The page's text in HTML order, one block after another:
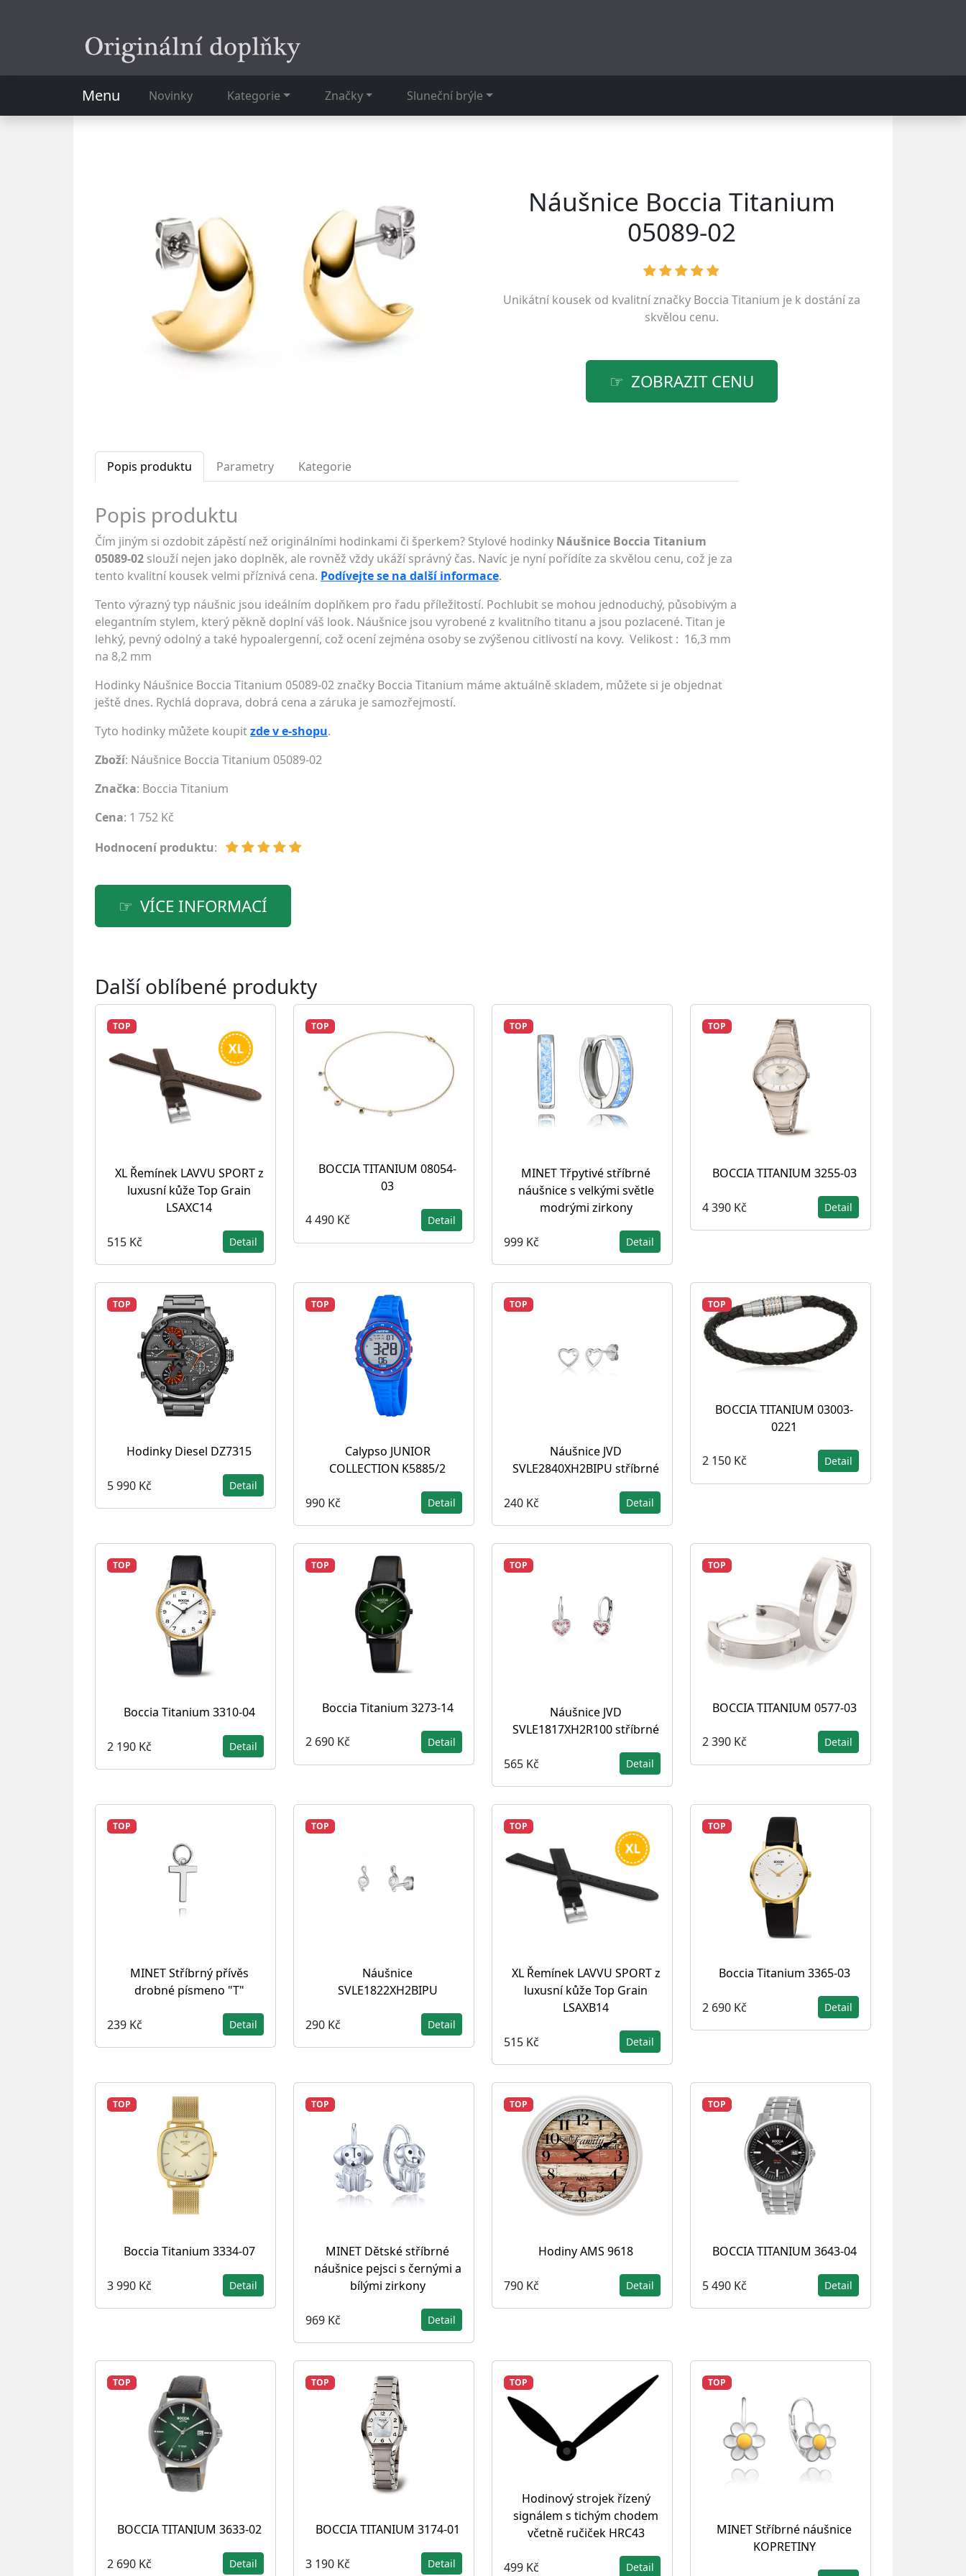
Menu Novinky Kategorie Značky Sluneční brýle
Náušnice Boccia Titanium
05089-02
Unikátní kousek od kvalitní značky Boccia Titanium je k dostání za
skvělou cenu.
ZOBRAZIT CENU
Popis produktu Parametry Kategorie
Popis produktu
Čím jiným si ozdobit zápěstí než originálními hodinkami či šperkem? Stylové hodinky Náušnice Boccia Titanium
05089-02 slouží nejen jako doplněk, ale rovněž vždy ukáží správný čas. Navíc je nyní pořídíte za skvělou cenu, což je za
tento kvalitní kousek velmi příznivá cena. Podívejte se na další informace.
Tento výrazný typ náušnic jsou ideálním doplňkem pro řadu příležitostí. Pochlubit se mohou jednoduchý, působivým a
elegantním stylem, který pěkně doplní váš look. Náušnice jsou vyrobené z kvalitního titanu a jsou pozlacené. Titan je
lehký, pevný odolný a také hypoalergenní, což ocení zejména osoby se zvýšenou citlivostí na kovy. Velikost : 16,3 mm
na 8,2 mm
Hodinky Náušnice Boccia Titanium 05089-02 značky Boccia Titanium máme aktuálně skladem, můžete si je objednat
ještě dnes. Rychlá doprava, dobrá cena a záruka je samozřejmostí.
Tyto hodinky můžete koupitzde v e-shopu.
Zboží: Náušnice Boccia Titanium 05089-02
Značka: Boccia Titanium
Cena: 1 752 Kč
Hodnocení produktu:
VÍCE INFORMACÍ
Další oblíbené produkty
TOP
XL Řemínek LAVVU SPORT z
luxusní kůže Top Grain
LSAXC14
515 Kč Detail
TOP
BOCCIA TITANIUM 08054-
03
4 490 Kč Detail
TOP
MINET Třpytivé stříbrné
náušnice s velkými světle
modrými zirkony
999 Kč Detail
TOP
BOCCIA TITANIUM 3255-03
4 390 Kč Detail
TOP
Hodinky Diesel DZ7315
5 990 Kč Detail
TOP
Calypso JUNIOR
COLLECTION K5885/2
990 Kč Detail
TOP
Náušnice JVD
SVLE2840XH2BIPU stříbrné
240 Kč Detail
TOP
BOCCIA TITANIUM 03003-
0221
2 150 Kč Detail
TOP
Boccia Titanium 3310-04
2 190 Kč Detail
TOP
Boccia Titanium 3273-14
2 690 Kč Detail
TOP
Náušnice JVD
SVLE1817XH2R100 stříbrné
565 Kč Detail
TOP
BOCCIA TITANIUM 0577-03
2 390 Kč Detail
TOP
MINET Stříbrný přívěs
drobné písmeno "T"
239 Kč Detail
TOP
Náušnice
SVLE1822XH2BIPU
290 Kč Detail
TOP
XL Řemínek LAVVU SPORT z
luxusní kůže Top Grain
LSAXB14
515 Kč Detail
TOP
Boccia Titanium 3365-03
2 690 Kč Detail
TOP
Boccia Titanium 3334-07
3 990 Kč Detail
TOP
MINET Dětské stříbrné
náušnice pejsci s černými a
bílými zirkony
969 Kč Detail
TOP
Hodiny AMS 9618
790 Kč Detail
TOP
BOCCIA TITANIUM 3643-04
5 490 Kč Detail
TOP
BOCCIA TITANIUM 3633-02
2 690 Kč Detail
TOP
BOCCIA TITANIUM 3174-01
3 190 Kč Detail
TOP
Hodinový strojek řízený
signálem s tichým chodem
včetně ručiček HRC43
499 Kč Detail
TOP
MINET Stříbrné náušnice
KOPRETINY